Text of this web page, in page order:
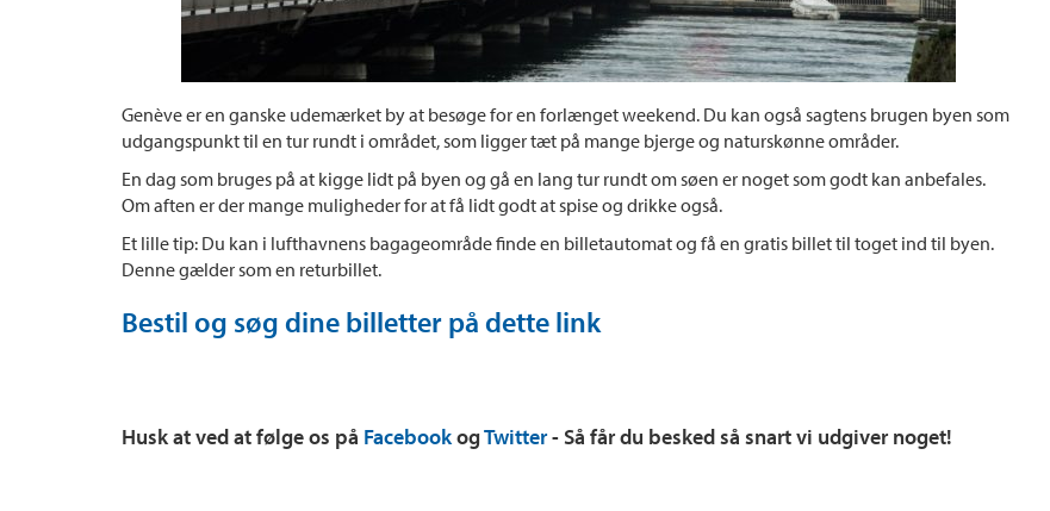
Genève er en ganske udemærket by at besøge for en forlænget weekend. Du kan også sagtens brugen byen som
udgangspunkt til en tur rundt i området, som ligger tæt på mange bjerge og naturskønne områder.
En dag som bruges på at kigge lidt på byen og gå en lang tur rundt om søen er noget som godt kan anbefales.
Om aften er der mange muligheder for at få lidt godt at spise og drikke også.
Et lille tip: Du kan i lufthavnens bagageområde finde en billetautomat og få en gratis billet til toget ind til byen.
Denne gælder som en returbillet.
Bestil og søg dine billetter på dette link
Husk at ved at følge os på FacebookogTwitter- Så får du besked så snart vi udgiver noget!